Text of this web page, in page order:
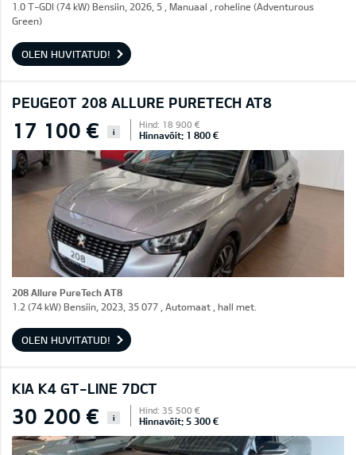
1.0 T-GDI (74 kW) Bensiin, 2026, 5 , Manuaal , roheline (Adventurous
Green)
OLEN HUVITATUD!
PEUGEOT 208 ALLURE PURETECH AT8
17 100 € i
Hind: 18 900 €
Hinnavõit: 1 800 €
208 Allure PureTech AT8
1.2 (74 kW) Bensiin, 2023, 35 077 , Automaat , hall met.
OLEN HUVITATUD!
KIA K4 GT-LINE 7DCT
30 200 € i
Hind: 35 500 €
Hinnavõit: 5 300 €